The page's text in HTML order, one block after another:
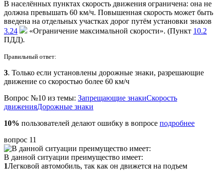
В населённых пунктах скорость движения ограничена: она не
должна превышать 60 км/ч. Повышенная скорость может быть
введена на отдельных участках дорог путём установки знаков
3.24
«Ограничение максимальной скорости». (Пункт 10.2
ПДД).
Правильный ответ:
3. Только если установлены дорожные знаки, разрешающие
движение со скоростью более 60 км/ч
Вопрос №10 из темы: Запрещающие знакиСкорость
движенияДорожные знаки
10% пользователей делают ошибку в вопросе подробнее
вопрос 11
В данной ситуации преимущество имеет:
1Легковой автомобиль, так как он движется на подъем